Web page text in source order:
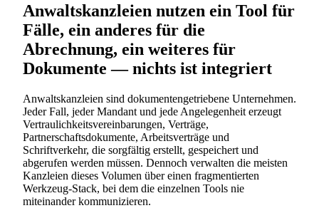
Anwaltskanzleien nutzen ein Tool für
Fälle, ein anderes für die
Abrechnung, ein weiteres für
Dokumente — nichts ist integriert
Anwaltskanzleien sind dokumentengetriebene Unternehmen.
Jeder Fall, jeder Mandant und jede Angelegenheit erzeugt
Vertraulichkeitsvereinbarungen, Verträge,
Partnerschaftsdokumente, Arbeitsverträge und
Schriftverkehr, die sorgfältig erstellt, gespeichert und
abgerufen werden müssen. Dennoch verwalten die meisten
Kanzleien dieses Volumen über einen fragmentierten
Werkzeug-Stack, bei dem die einzelnen Tools nie
miteinander kommunizieren.